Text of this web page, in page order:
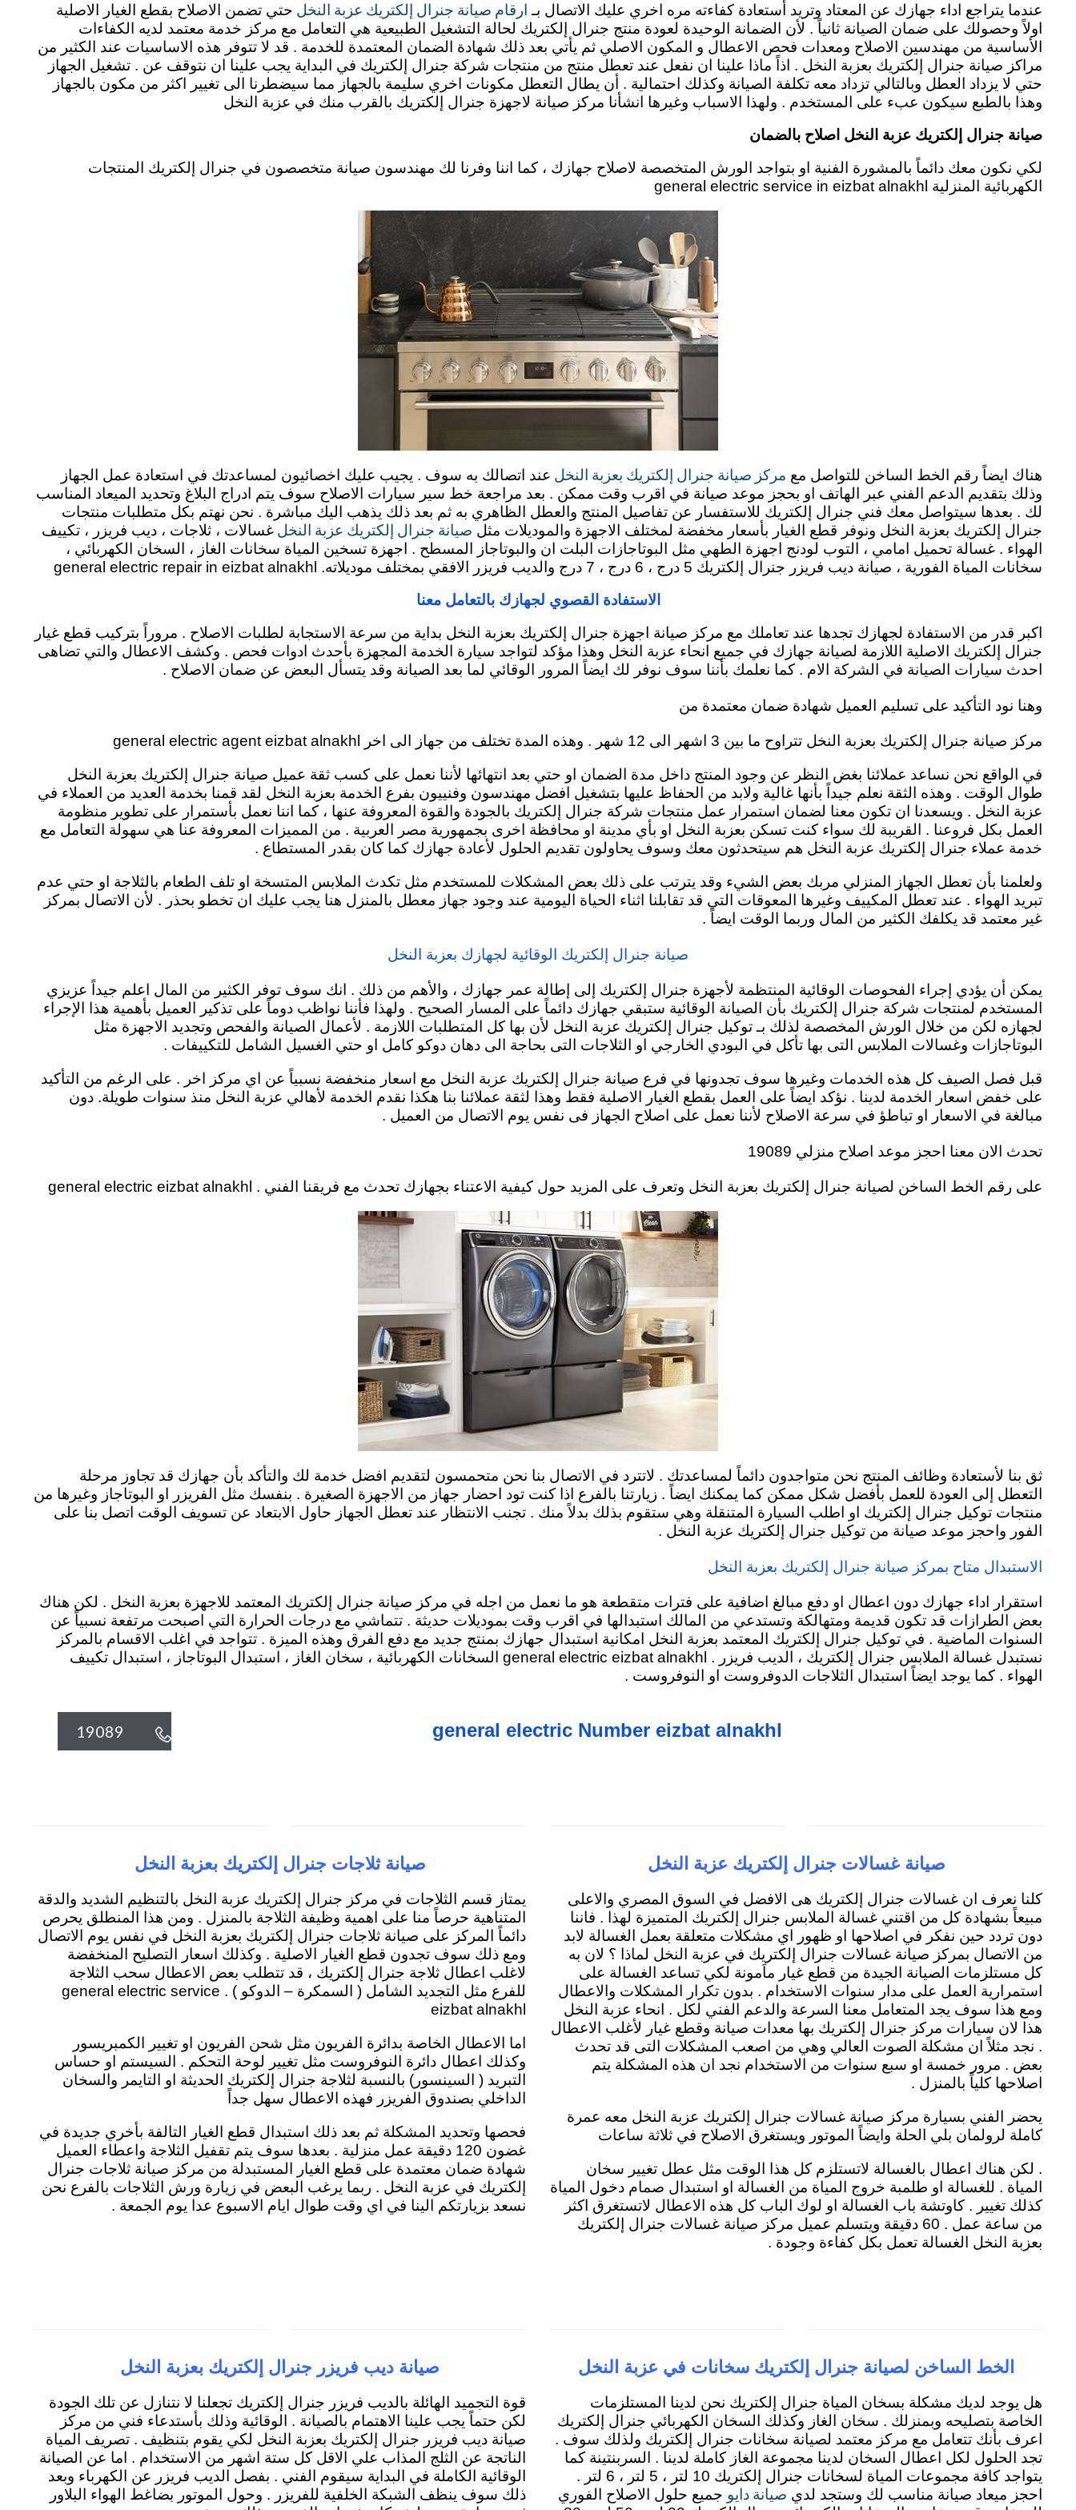
عندما يتراجع اداء جهازك عن المعتاد وتريد أستعادة كفاءته مره اخري عليك الاتصال بـ ارقام صيانة جنرال إلكتريك عزبة النخل حتي تضمن الاصلاح بقطع الغيار الاصلية
اولاً وحصولك على ضمان الصيانة ثانياً . لأن الضمانة الوحيدة لعودة منتج جنرال إلكتريك لحالة التشغيل الطبيعية هي التعامل مع مركز خدمة معتمد لديه الكفاءات
الأساسية من مهندسين الاصلاح ومعدات فحص الاعطال و المكون الاصلي ثم يأتي بعد ذلك شهادة الضمان المعتمدة للخدمة . قد لا تتوفر هذه الاساسيات عند الكثير من
مراكز صيانة جنرال إلكتريك بعزبة النخل . اذاً ماذا علينا ان نفعل عند تعطل منتج من منتجات شركة جنرال إلكتريك في البداية يجب علينا ان نتوقف عن . تشغيل الجهاز
حتي لا يزداد العطل وبالتالي تزداد معه تكلفة الصيانة وكذلك احتمالية . أن يطال التعطل مكونات اخري سليمة بالجهاز مما سيضطرنا الى تغيير اكثر من مكون بالجهاز
وهذا بالطبع سيكون عبء على المستخدم . ولهذا الاسباب وغيرها انشأنا مركز صيانة لاجهزة جنرال إلكتريك بالقرب منك في عزبة النخل
صيانة جنرال إلكتريك عزبة النخل اصلاح بالضمان
لكي نكون معك دائماً بالمشورة الفنية او بتواجد الورش المتخصصة لاصلاح جهازك ، كما اننا وفرنا لك مهندسون صيانة متخصصون في جنرال إلكتريك المنتجات
الكهربائية المنزلية general electric service in eizbat alnakhl
هناك ايضاً رقم الخط الساخن للتواصل مع مركز صيانة جنرال إلكتريك بعزبة النخل عند اتصالك به سوف . يجيب عليك اخصائيون لمساعدتك في استعادة عمل الجهاز
وذلك بتقديم الدعم الفني عبر الهاتف او بحجز موعد صيانة في اقرب وقت ممكن . بعد مراجعة خط سير سيارات الاصلاح سوف يتم ادراج البلاغ وتحديد الميعاد المناسب
لك . بعدها سيتواصل معك فني جنرال إلكتريك للاستفسار عن تفاصيل المنتج والعطل الظاهري به ثم بعد ذلك يذهب اليك مباشرة . نحن نهتم بكل متطلبات منتجات
جنرال إلكتريك بعزبة النخل ونوفر قطع الغيار بأسعار مخفضة لمختلف الاجهزة والموديلات مثل صيانة جنرال إلكتريك عزبة النخل غسالات ، ثلاجات ، ديب فريزر ، تكييف
الهواء . غسالة تحميل امامي ، التوب لودنج اجهزة الطهي مثل البوتاجازات البلت ان والبوتاجاز المسطح . اجهزة تسخين المياة سخانات الغاز ، السخان الكهربائي ،
سخانات المياة الفورية ، صيانة ديب فريزر جنرال إلكتريك 5 درج ، 6 درج ، 7 درج والديب فريزر الافقي بمختلف موديلاته. general electric repair in eizbat alnakhl
الاستفادة القصوي لجهازك بالتعامل معنا
اكبر قدر من الاستفادة لجهازك تجدها عند تعاملك مع مركز صيانة اجهزة جنرال إلكتريك بعزبة النخل بداية من سرعة الاستجابة لطلبات الاصلاح . مروراً بتركيب قطع غيار
جنرال إلكتريك الاصلية اللازمة لصيانة جهازك في جميع انحاء عزبة النخل وهذا مؤكد لتواجد سيارة الخدمة المجهزة بأحدث ادوات فحص . وكشف الاعطال والتي تضاهى
احدث سيارات الصيانة في الشركة الام . كما نعلمك بأننا سوف نوفر لك ايضاً المرور الوقائي لما بعد الصيانة وقد يتسأل البعض عن ضمان الاصلاح .
وهنا نود التأكيد على تسليم العميل شهادة ضمان معتمدة من
مركز صيانة جنرال إلكتريك بعزبة النخل تتراوح ما بين 3 اشهر الى 12 شهر . وهذه المدة تختلف من جهاز الى اخر general electric agent eizbat alnakhl
في الواقع نحن نساعد عملائنا بغض النظر عن وجود المنتج داخل مدة الضمان او حتي بعد انتهائها لأننا نعمل على كسب ثقة عميل صيانة جنرال إلكتريك بعزبة النخل
طوال الوقت . وهذه الثقة نعلم جيداً بأنها غالية ولابد من الحفاظ عليها بتشغيل افضل مهندسون وفنييون بفرع الخدمة بعزبة النخل لقد قمنا بخدمة العديد من العملاء في
عزبة النخل . ويسعدنا ان تكون معنا لضمان استمرار عمل منتجات شركة جنرال إلكتريك بالجودة والقوة المعروفة عنها ، كما اننا نعمل بأستمرار على تطوير منظومة
العمل بكل فروعنا . القريبة لك سواء كنت تسكن بعزبة النخل او بأي مدينة او محافظة اخرى بجمهورية مصر العربية . من المميزات المعروفة عنا هي سهولة التعامل مع
خدمة عملاء جنرال إلكتريك عزبة النخل هم سيتحدثون معك وسوف يحاولون تقديم الحلول لأعادة جهازك كما كان بقدر المستطاع .
ولعلمنا بأن تعطل الجهاز المنزلي مربك بعض الشيء وقد يترتب على ذلك بعض المشكلات للمستخدم مثل تكدث الملابس المتسخة او تلف الطعام بالثلاجة او حتي عدم
تبريد الهواء . عند تعطل المكييف وغيرها المعوقات التي قد تقابلنا اثناء الحياة اليومية عند وجود جهاز معطل بالمنزل هنا يجب عليك ان تخطو بحذر . لأن الاتصال بمركز
غير معتمد قد يكلفك الكثير من المال وربما الوقت ايضاً .
صيانة جنرال إلكتريك الوقائية لجهازك بعزبة النخل
يمكن أن يؤدي إجراء الفحوصات الوقائية المنتظمة لأجهزة جنرال إلكتريك إلى إطالة عمر جهازك ، والأهم من ذلك . انك سوف توفر الكثير من المال اعلم جيداً عزيزي
المستخدم لمنتجات شركة جنرال إلكتريك بأن الصيانة الوقائية ستبقي جهازك دائماً على المسار الصحيح . ولهذا فأننا نواظب دوماً على تذكير العميل بأهمية هذا الإجراء
لجهازه لكن من خلال الورش المخصصة لذلك بـ توكيل جنرال إلكتريك عزبة النخل لأن بها كل المتطلبات اللازمة . لأعمال الصيانة والفحص وتجديد الاجهزة مثل
البوتاجازات وغسالات الملابس التى بها تأكل في البودي الخارجي او الثلاجات التى بحاجة الى دهان دوكو كامل او حتي الغسيل الشامل للتكييفات .
قبل فصل الصيف كل هذه الخدمات وغيرها سوف تجدونها في فرع صيانة جنرال إلكتريك عزبة النخل مع اسعار منخفضة نسبياً عن اي مركز اخر . على الرغم من التأكيد
على خفض اسعار الخدمة لدينا . نؤكد ايضاً على العمل بقطع الغيار الاصلية فقط وهذا لثقة عملائنا بنا هكذا نقدم الخدمة لأهالي عزبة النخل منذ سنوات طويلة. دون
مبالغة في الاسعار او تباطؤ في سرعة الاصلاح لأننا نعمل على اصلاح الجهاز فى نفس يوم الاتصال من العميل .
تحدث الان معنا احجز موعد اصلاح منزلي 19089
على رقم الخط الساخن لصيانة جنرال إلكتريك بعزبة النخل وتعرف على المزيد حول كيفية الاعتناء بجهازك تحدث مع فريقنا الفني . general electric eizbat alnakhl
ثق بنا لأستعادة وظائف المنتج نحن متواجدون دائماً لمساعدتك . لاتترد في الاتصال بنا نحن متحمسون لتقديم افضل خدمة لك والتأكد بأن جهازك قد تجاوز مرحلة
التعطل إلى العودة للعمل بأفضل شكل ممكن كما يمكنك ايضاً . زيارتنا بالفرع اذا كنت تود احضار جهاز من الاجهزة الصغيرة . بنفسك مثل الفريزر او البوتاجاز وغيرها من
منتجات توكيل جنرال إلكتريك او اطلب السيارة المتنقلة وهي ستقوم بذلك بدلاً منك . تجنب الانتظار عند تعطل الجهاز حاول الابتعاد عن تسويف الوقت اتصل بنا على
الفور واحجز موعد صيانة من توكيل جنرال إلكتريك عزبة النخل .
الاستبدال متاح بمركز صيانة جنرال إلكتريك بعزبة النخل
استقرار اداء جهازك دون اعطال او دفع مبالغ اضافية على فترات متقطعة هو ما نعمل من اجله في مركز صيانة جنرال إلكتريك المعتمد للاجهزة بعزبة النخل . لكن هناك
بعض الطرازات قد تكون قديمة ومتهالكة وتستدعي من المالك استبدالها في اقرب وقت بموديلات حديثة . تتماشي مع درجات الحرارة التي اصبحت مرتفعة نسبياً عن
السنوات الماضية . في توكيل جنرال إلكتريك المعتمد بعزبة النخل امكانية استبدال جهازك بمنتج جديد مع دفع الفرق وهذه الميزة . تتواجد في اغلب الاقسام بالمركز
نستبدل غسالة الملابس جنرال إلكتريك ، الديب فريزر . general electric eizbat alnakhl السخانات الكهربائية
، سخان الغاز ، استبدال البوتاجاز ، استبدال تكييف
الهواء . كما يوجد ايضاً استبدال الثلاجات الدوفروست او النوفروست .
general electric Number eizbat alnakhl

19089
صيانة ثلاجات جنرال إلكتريك بعزبة النخل
يمتاز قسم الثلاجات في مركز جنرال إلكتريك عزبة النخل بالتنظيم الشديد والدقة
المتناهية حرصاً منا على اهمية وظيفة الثلاجة بالمنزل . ومن هذا المنطلق يحرص
دائماً المركز على صيانة ثلاجات جنرال إلكتريك بعزبة النخل في نفس يوم الاتصال
ومع ذلك سوف تجدون قطع الغيار الاصلية . وكذلك اسعار التصليح المنخفضة
لاغلب اعطال ثلاجة جنرال إلكتريك ، قد تتطلب بعض الاعطال سحب الثلاجة
للفرع مثل التجديد الشامل ( السمكرة – الدوكو ) . general electric service
eizbat alnakhl
اما الاعطال الخاصة بدائرة الفريون مثل شحن الفريون او تغيير الكمبريسور
وكذلك اعطال دائرة النوفروست مثل تغيير لوحة التحكم . السيستم او حساس
التبريد ( السينسور) بالنسبة لثلاجة جنرال إلكتريك الحديثة او التايمر والسخان
الداخلي بصندوق الفريزر فهذه الاعطال سهل جداً
فحصها وتحديد المشكلة ثم بعد ذلك استبدال قطع الغيار التالفة بأخري جديدة في
غضون 120 دقيقة عمل منزلية . بعدها سوف يتم تقفيل الثلاجة واعطاء العميل
شهادة ضمان معتمدة على قطع الغيار المستبدلة من مركز صيانة ثلاجات جنرال
إلكتريك في عزبة النخل . ربما يرغب البعض في زيارة ورش الثلاجات بالفرع نحن
نسعد بزيارتكم الينا في اي وقت طوال ايام الاسبوع عدا يوم الجمعة .
صيانة غسالات جنرال إلكتريك عزبة النخل
كلنا نعرف ان غسالات جنرال إلكتريك هى الافضل في السوق المصري والاعلى
مبيعاً بشهادة كل من اقتني غسالة الملابس جنرال إلكتريك المتميزة لهذا . فاننا
دون تردد حين نفكر في اصلاحها او ظهور اي مشكلات متعلقة بعمل الغسالة لابد
من الاتصال بمركز صيانة غسالات جنرال إلكتريك في عزبة النخل لماذا ؟ لان به
كل مستلزمات الصيانة الجيدة من قطع غيار ماَمونة لكي تساعد الغسالة على
استمرارية العمل على مدار سنوات الاستخدام . بدون تكرار المشكلات والاعطال
ومع هذا سوف يجد المتعامل معنا السرعة والدعم الفني لكل . انحاء عزبة النخل
هذا لان سيارات مركز جنرال إلكتريك بها معدات صيانة وقطع غيار لأغلب الاعطال
. نجد مثلاً ان مشكلة الصوت العالي وهي من اصعب المشكلات التى قد تحدث
بعض . مرور خمسة او سبع سنوات من الاستخدام نجد ان هذه المشكلة يتم
اصلاحها كلياً بالمنزل .
يحضر الفني بسيارة مركز صيانة غسالات جنرال إلكتريك عزبة النخل معه عمرة
كاملة لرولمان بلي الحلة وايضاً الموتور ويستغرق الاصلاح في ثلاثة ساعات
. لكن هناك اعطال بالغسالة لاتستلزم كل هذا الوقت مثل عطل تغيير سخان
المياة . للغسالة او طلمبة خروج المياة من الغسالة او استبدال صمام دخول المياة
كذلك تغيير . كاوتشة باب الغسالة او لوك الباب كل هذه الاعطال لاتستغرق اكثر
من ساعة عمل . 60 دقيقة ويتسلم عميل مركز صيانة غسالات جنرال إلكتريك
بعزبة النخل الغسالة تعمل بكل كفاءة وجودة .
صيانة ديب فريزر جنرال إلكتريك بعزبة النخل
قوة التجميد الهائلة بالديب فريزر جنرال إلكتريك تجعلنا لا نتنازل عن تلك الجودة
لكن حتماً يجب علينا الاهتمام بالصيانة . الوقائية وذلك بأستدعاء فني من مركز
صيانة ديب فريزر جنرال إلكتريك بعزبة النخل لكي يقوم بتنظيف . تصريف المياة
الناتجة عن الثلج المذاب علي الاقل كل ستة اشهر من الاستخدام . اما عن الصيانة
الوقائية الكاملة في البداية سيقوم الفني . بفصل الديب فريزر عن الكهرباء وبعد
ذلك سوف ينظف الشبكة الخلفية للفريزر . وحول الموتور بضاغط الهواء البلاور
الخط الساخن لصيانة جنرال إلكتريك سخانات في عزبة النخل
هل يوجد لديك مشكلة بسخان المياة جنرال إلكتريك نحن لدينا المستلزمات
الخاصة بتصليحه وبمنزلك . سخان الغاز وكذلك السخان الكهربائي جنرال إلكتريك
اعرف بأنك تتعامل مع مركز معتمد لصيانة سخانات جنرال إلكتريك ولذلك سوف .
تجد الحلول لكل اعطال السخان لدينا مجموعة الغاز كاملة لدينا . السربنتينة كما
يتواجد كافة مجموعات المياة لسخانات جنرال إلكتريك 10 لتر ، 5 لتر ، 6 لتر .
احجز ميعاد صيانة مناسب لك وستجد لدي صيانة دايو جميع حلول الاصلاح الفوري